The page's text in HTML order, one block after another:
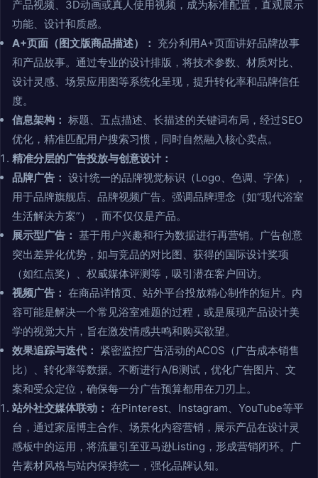
产品视频、3D动画或真人使用视频，成为标准配置，直观展示
功能、设计和质感。
A+页面（图文版商品描述）： 充分利用A+页面讲好品牌故事
和产品故事。通过专业的设计排版，将技术参数、材质对比、
设计灵感、场景应用图等系统化呈现，提升转化率和品牌信任
度。
信息架构： 标题、五点描述、长描述的关键词布局，经过SEO
优化，精准匹配用户搜索习惯，同时自然融入核心卖点。
精准分层的广告投放与创意设计：
品牌广告： 设计统一的品牌视觉标识（Logo、色调、字体），
用于品牌旗舰店、品牌视频广告。强调品牌理念（如“现代浴室
生活解决方案”），而不仅仅是产品。
展示型广告： 基于用户兴趣和行为数据进行再营销。广告创意
突出差异化优势，如与竞品的对比图、获得的国际设计奖项
（如红点奖）、权威媒体评测等，吸引潜在客户回访。
视频广告： 在商品详情页、站外平台投放精心制作的短片。内
容可能是解决一个常见浴室难题的过程，或是展现产品设计美
学的视觉大片，旨在激发情感共鸣和购买欲望。
效果追踪与迭代： 紧密监控广告活动的ACOS（广告成本销售
比）、转化率等数据。不断进行A/B测试，优化广告图片、文
案和受众定位，确保每一分广告预算都用在刀刃上。
站外社交媒体联动： 在Pinterest、Instagram、YouTube等平
台，通过家居博主合作、场景化内容营销，展示产品在设计灵
感板中的运用，将流量引至亚马逊Listing，形成营销闭环。广
告素材风格与站内保持统一，强化品牌认知。